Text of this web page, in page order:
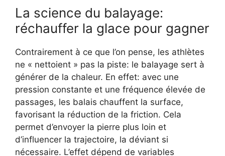
La science du balayage:
réchauffer la glace pour gagner
Contrairement à ce que l’on pense, les athlètes
ne « nettoient » pas la piste: le balayage sert à
générer de la chaleur. En effet: avec une
pression constante et une fréquence élevée de
passages, les balais chauffent la surface,
favorisant la réduction de la friction. Cela
permet d’envoyer la pierre plus loin et
d’influencer la trajectoire, la déviant si
nécessaire. L’effet dépend de variables